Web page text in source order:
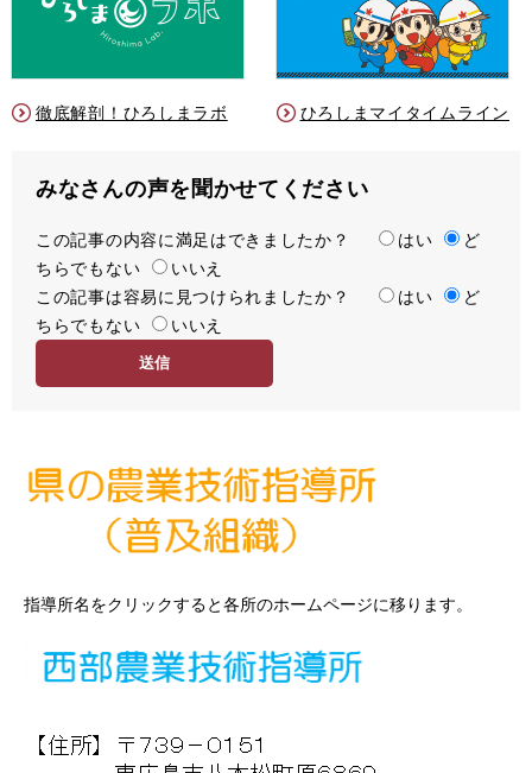
徹底解剖！ひろしまラボ ひろしまマイタイムライン
みなさんの声を聞かせてください
満
足
度
この記事の内容に満足はできましたか？ はい
ど
ちらでもない
いいえ
容
易
この記事は容易に見つけられましたか？ はい
ど
ちらでもない
いいえ
指導所名をクリックすると各所のホームページに移ります。